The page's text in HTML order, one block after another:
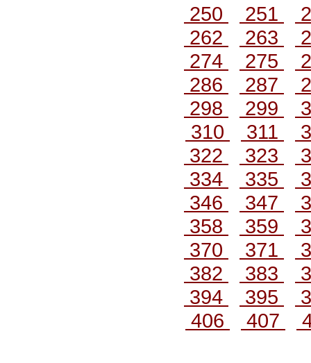
250
251
262
263
274
275
286
287
298
299
310
311
322
323
334
335
346
347
358
359
370
371
382
383
394
395
406
407